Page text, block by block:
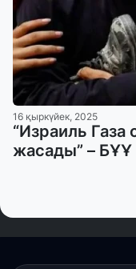
16 қыркүйек, 2025
“Израиль
жасады” – БҰҰ